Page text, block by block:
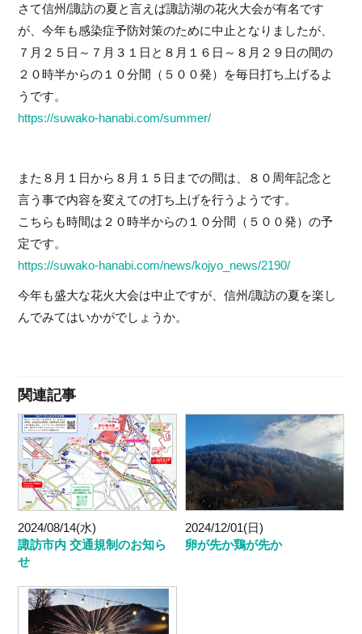
さて信州/諏訪の夏と言えば諏訪湖の花火大会が有名です
が、今年も感染症予防対策のために中止となりましたが、
７月２５日～７月３１日と８月１６日～８月２９日の間の
２０時半からの１０分間（５００発）を毎日打ち上げるよ
うです。
https://suwako-hanabi.com/summer/
また８月１日から８月１５日までの間は、８０周年記念と
言う事で内容を変えての打ち上げを行うようです。
こちらも時間は２０時半からの１０分間（５００発）の予
定です。
https://suwako-hanabi.com/news/kojyo_news/2190/
今年も盛大な花火大会は中止ですが、信州/諏訪の夏を楽し
んでみてはいかがでしょうか。
関連記事
2024/08/14(水)
諏訪市内 交通規制のお知ら
せ
2024/12/01(日)
卵が先か鶏が先か